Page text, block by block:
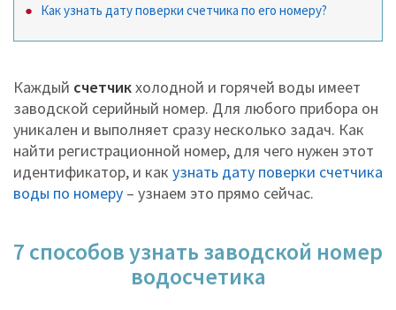
Как узнать дату поверки счетчика по его номеру?
Каждый счетчикхолодной и горячей воды имеет
заводской серийный номер. Для любого прибора он
уникален и выполняет сразу несколько задач. Как
найти регистрационной номер, для чего нужен этот
идентификатор, и как узнать дату поверки счетчика
воды по номеру – узнаем это прямо сейчас.
7 способов узнать заводской номер
водосчетика